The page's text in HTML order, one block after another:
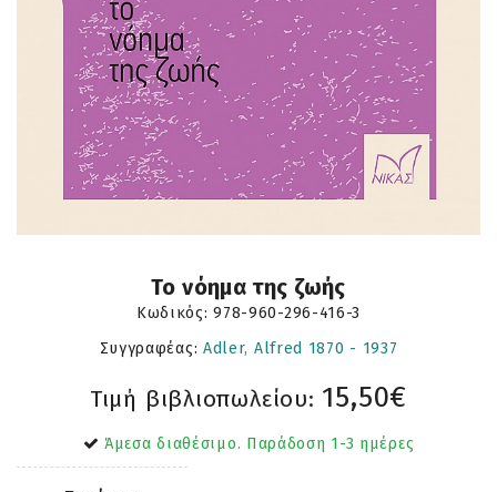
Το νόημα της ζωής
Κωδικός:978-960-296-416-3
Συγγραφέας: Adler, Alfred 1870 - 1937
Τιμή βιβλιοπωλείου: 15,50€
Άμεσα διαθέσιμο. Παράδοση 1-3 ημέρες